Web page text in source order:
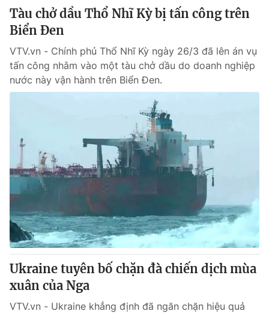
Tàu chở dầu Thổ Nhĩ Kỳ bị tấn công trên
Biển Đen
VTV.vn - Chính phủ Thổ Nhĩ Kỳ ngày 26/3 đã lên án vụ
tấn công nhằm vào một tàu chở dầu do doanh nghiệp
nước này vận hành trên Biển Đen.
Ukraine tuyên bố chặn đà chiến dịch mùa
xuân của Nga
VTV.vn - Ukraine khẳng định đã ngăn chặn hiệu quả